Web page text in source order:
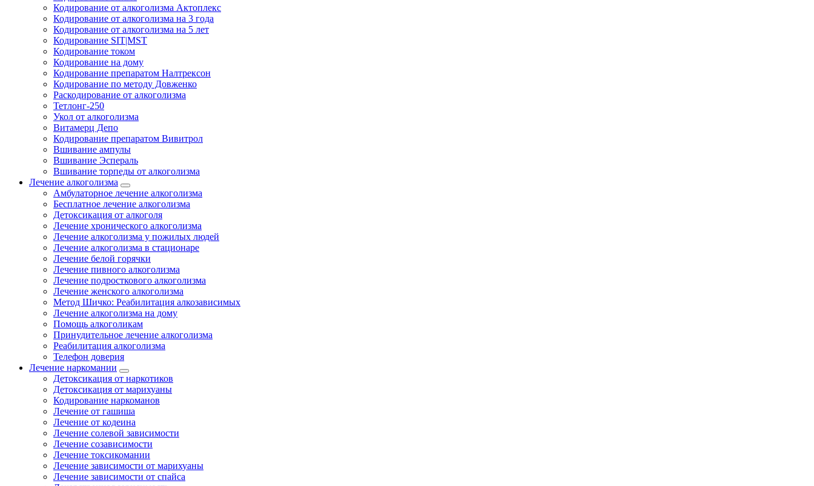
Кодирование от алкоголизма Актоплекс
Кодирование от алкоголизма на 3 года
Кодирование от алкоголизма на 5 лет
Кодирование SIT|MST
Кодирование током
Кодирование на дому
Кодирование препаратом Налтрексон
Кодирование по методу Довженко
Раскодирование от алкоголизма
Тетлонг-250
Укол от алкоголизма
Витамерц Депо
Кодирование препаратом Вивитрол
Вшивание ампулы
Вшивание Эспераль
Вшивание торпеды от алкоголизма
Лечение алкоголизма
Амбулаторное лечение алкоголизма
Бесплатное лечение алкоголизма
Детоксикация от алкоголя
Лечение хронического алкоголизма
Лечение алкоголизма у пожилых людей
Лечение алкоголизма в стационаре
Лечение белой горячки
Лечение пивного алкоголизма
Лечение подросткового алкоголизма
Лечение женского алкоголизма
Метод Шичко: Реабилитация алкозависимых
Лечение алкоголизма на дому
Помощь алкоголикам
Принудительное лечение алкоголизма
Реабилитация алкоголизма
Телефон доверия
Лечение наркомании
Детоксикация от наркотиков
Детоксикация от марихуаны
Кодирование наркоманов
Лечение от гашиша
Лечение от кодеина
Лечение солевой зависимости
Лечение созависимости
Лечение токсикомании
Лечение зависимости от марихуаны
Лечение зависимости от спайса